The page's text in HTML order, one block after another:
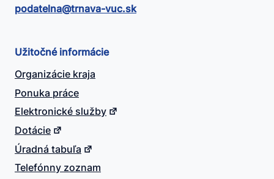
podatelna@​trnava-vuc.sk
Užitočné informácie
Organizácie kraja
Ponuka práce
Elektronické služby
Dotácie
Úradná tabuľa
Telefónny zoznam